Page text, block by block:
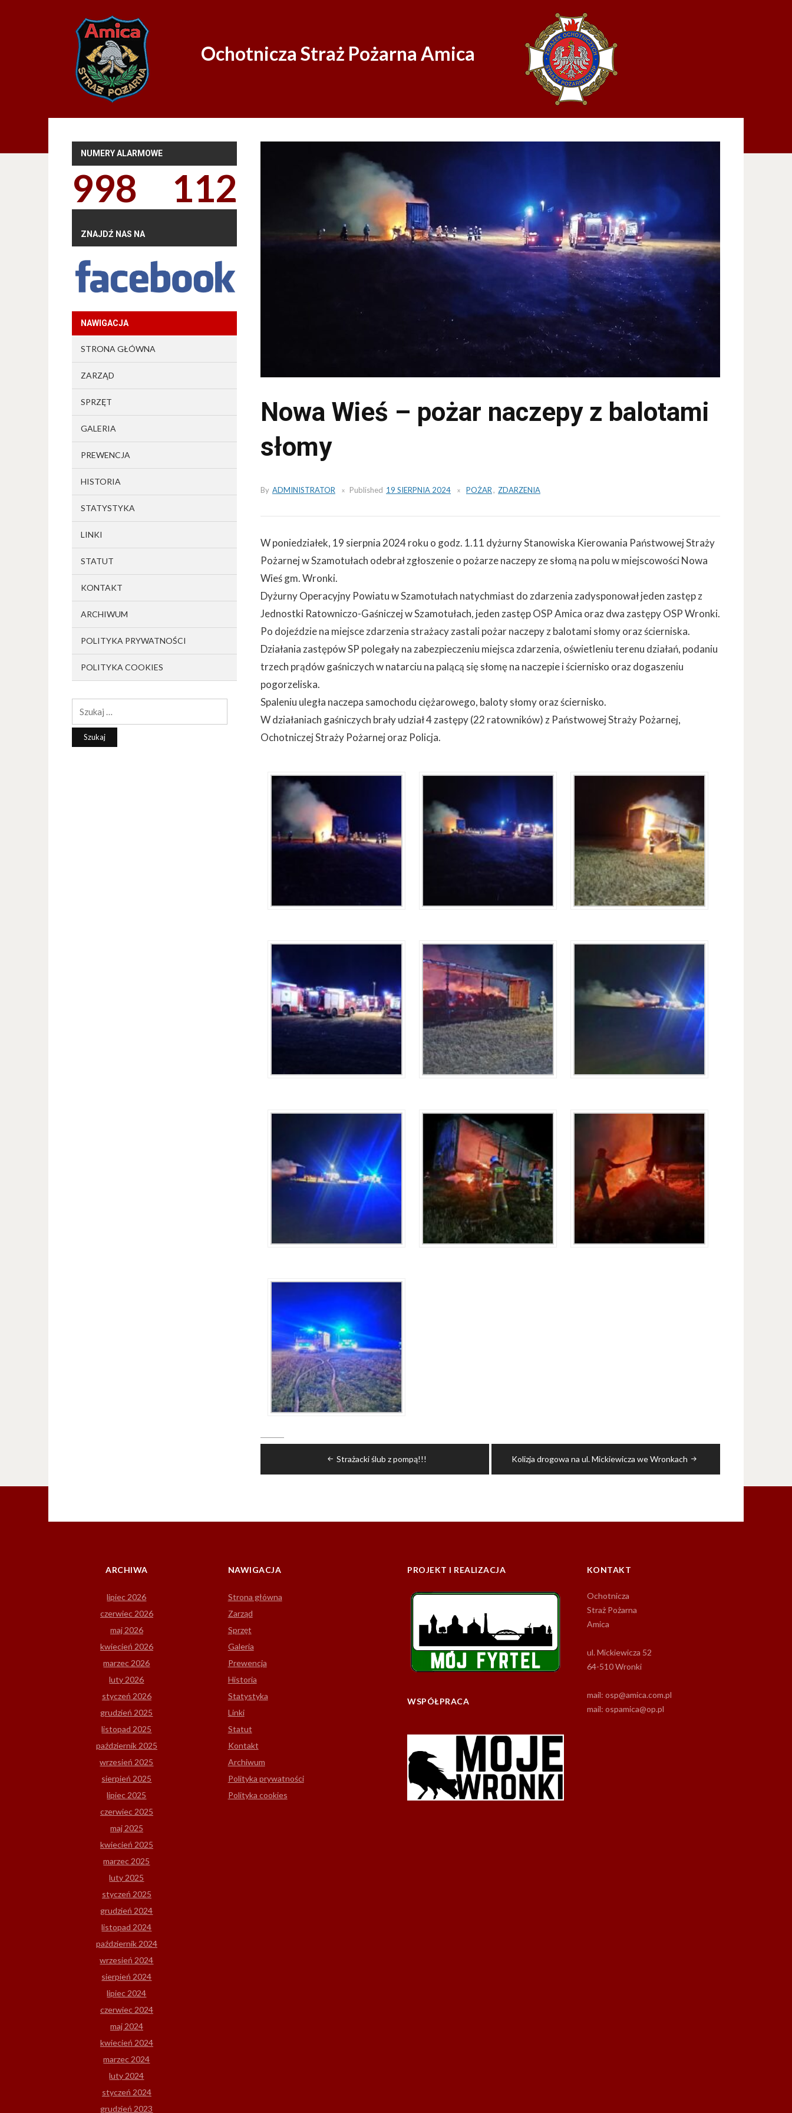
Ochotnicza Straż Pożarna Amica
Nowa Wieś – pożar naczepy z balotami
słomy
By ADMINISTRATOR Published 19 SIERPNIA 2024 POŻAR, ZDARZENIA
W poniedziałek, 19 sierpnia 2024 roku o godz. 1.11 dyżurny Stanowiska Kierowania Państwowej Straży
Pożarnej w Szamotułach odebrał zgłoszenie o pożarze naczepy ze słomą na polu w miejscowości Nowa
Wieś gm. Wronki.
Dyżurny Operacyjny Powiatu w Szamotułach natychmiast do zdarzenia zadysponował jeden zastęp z
Jednostki Ratowniczo-Gaśniczej w Szamotułach, jeden zastęp OSP Amica oraz dwa zastępy OSP Wronki.
Po dojeździe na miejsce zdarzenia strażacy zastali pożar naczepy z balotami słomy oraz ścierniska.
Działania zastępów SP polegały na zabezpieczeniu miejsca zdarzenia, oświetleniu terenu działań, podaniu
trzech prądów gaśniczych w natarciu na palącą się słomę na naczepie i ściernisko oraz dogaszeniu
pogorzeliska.
Spaleniu uległa naczepa samochodu ciężarowego, baloty słomy oraz ściernisko.
W działaniach gaśniczych brały udział 4 zastępy (22 ratowników) z Państwowej Straży Pożarnej,
Ochotniczej Straży Pożarnej oraz Policja.
Strażacki ślub z pompą!!! Kolizja drogowa na ul. Mickiewicza we Wronkach
NUMERY ALARMOWE
998 112
ZNAJDŹ NAS NA
NAWIGACJA
STRONA GŁÓWNA
ZARZĄD
SPRZĘT
GALERIA
PREWENCJA
HISTORIA
STATYSTYKA
LINKI
STATUT
KONTAKT
ARCHIWUM
POLITYKA PRYWATNOŚCI
POLITYKA COOKIES
ARCHIWA
lipiec 2026
czerwiec 2026
maj 2026
kwiecień 2026
marzec 2026
luty 2026
styczeń 2026
grudzień 2025
listopad 2025
październik 2025
wrzesień 2025
sierpień 2025
lipiec 2025
czerwiec 2025
maj 2025
kwiecień 2025
marzec 2025
luty 2025
styczeń 2025
grudzień 2024
listopad 2024
październik 2024
wrzesień 2024
sierpień 2024
lipiec 2024
czerwiec 2024
maj 2024
kwiecień 2024
marzec 2024
luty 2024
styczeń 2024
grudzień 2023
NAWIGACJA
Strona główna
Zarząd
Sprzęt
Galeria
Prewencja
Historia
Statystyka
Linki
Statut
Kontakt
Archiwum
Polityka prywatności
Polityka cookies
PROJEKT I REALIZACJA
WSPÓŁPRACA
KONTAKT
Ochotnicza
Straż Pożarna
Amica
ul. Mickiewicza 52
64-510 Wronki
mail: osp@amica.com.pl
mail: ospamica@op.pl